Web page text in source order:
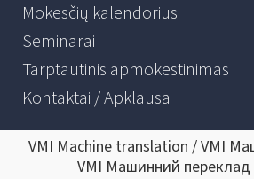
Mokesčių kalendorius
Seminarai
Tarptautinis apmokestinimas
Kontaktai / Apklausa
VMI Machine translation / VMI
VMI Машинний переклад